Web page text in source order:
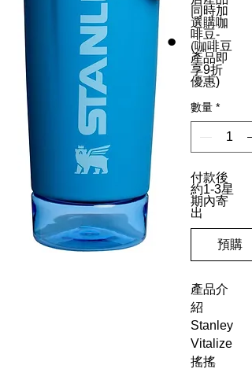
同時加
選購咖
啡豆-
(咖啡豆
產品即
享9折
優惠)
數量 *
付款後
約1-3星
期內寄
出
預購
產品介
紹
Stanley
Vitalize
搖搖